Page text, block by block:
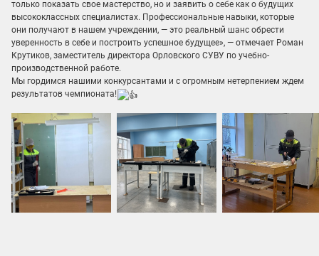
только показать свое мастерство, но и заявить о себе как о будущих
высококлассных специалистах. Профессиональные навыки, которые
они получают в нашем учреждении, — это реальный шанс обрести
уверенность в себе и построить успешное будущее», — отмечает Роман
Крутиков, заместитель директора Орловского СУВУ по учебно-
производственной работе.
Мы гордимся нашими конкурсантами и с огромным нетерпением ждем
результатов чемпионата!